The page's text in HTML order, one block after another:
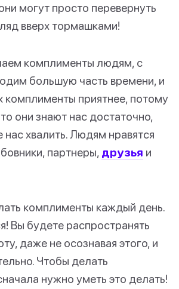
могут просто перевернуть
вверх тормашками!
комплименты людям, с
большую часть времени, и
комплименты приятнее, потому
они знают нас достаточно,
нас хвалить. Людям нравятся
партнеры, друзья и
комплименты каждый день.
Вы будете распространять
даже не осознавая этого, и
Чтобы делать
нужно уметь это делать!